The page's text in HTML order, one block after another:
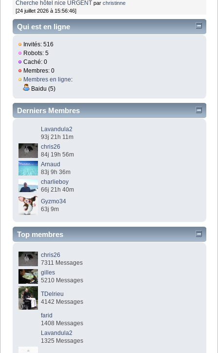
Cherche hôtel nice URGENT parchristinne
[24 juillet 2026 à 15:56:46]
Qui est en ligne
Invités: 516
Robots: 5
Caché: 0
Membres: 0
Membres en ligne:
Baidu (5)
Derniers Membres
Lavandula2
93j 21h 11m
chris26
84j 19h 56m
Arnaud
83j 9h 36m
charlieboy
66j 21h 40m
Gyzmo34
63j 9m
Top membres
chris26
7311 Messages
gilles
5210 Messages
TDelrieu
4142 Messages
farid
1408 Messages
Lavandula2
1325 Messages